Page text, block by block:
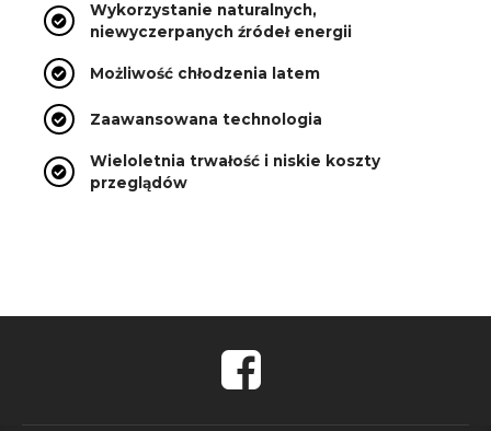
Wykorzystanie naturalnych,
niewyczerpanych źródeł energii
Możliwość chłodzenia latem
Zaawansowana technologia
Wieloletnia trwałość i niskie koszty
przeglądów